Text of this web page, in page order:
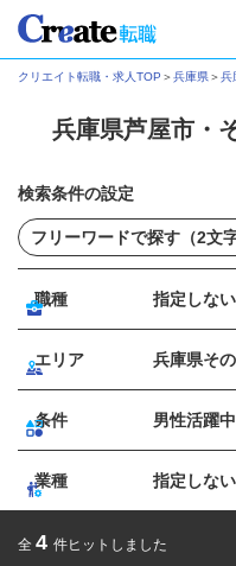
クリエイト転職・求人TOP ＞兵庫県＞兵
兵庫県芦屋市・
検索条件の設定
職種 指定しない
エリア 兵庫県そ
条件 男性活躍中
業種 指定しない
全 4 件ヒットしました